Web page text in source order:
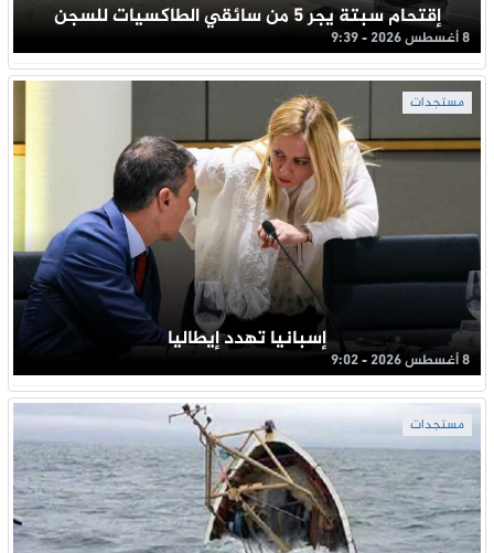
إقتحام سبتة يجر 5 من سائقي الطاكسيات للسجن
8 أغسطس 2026 - 9:39
مستجدات
إسبانيا تهدد إيطاليا
8 أغسطس 2026 - 9:02
مستجدات